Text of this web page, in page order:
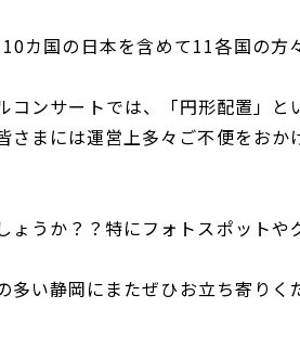
カ国の日本を含めて11各国の方
コンサートでは、「円形配置」と
まには運営上多々ご不便をおか
うか？？特にフォトスポットや
い静岡にまたぜひお立ち寄りく